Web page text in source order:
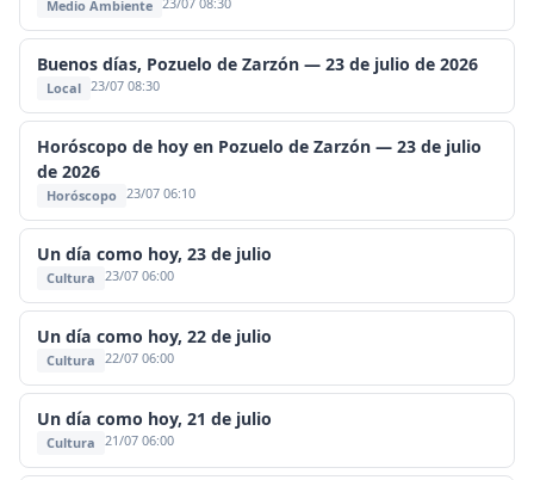
Medio Ambiente
Buenos días, Pozuelo de Zarzón — 23 de julio de 2026
Local 23/07 08:30
Horóscopo de hoy en Pozuelo de Zarzón — 23 de julio
de 2026
Horóscopo 23/07 06:10
Un día como hoy, 23 de julio
Cultura 23/07 06:00
Un día como hoy, 22 de julio
Cultura 22/07 06:00
Un día como hoy, 21 de julio
Cultura 21/07 06:00